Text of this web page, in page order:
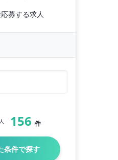
募する求人
156 件
条件で探す